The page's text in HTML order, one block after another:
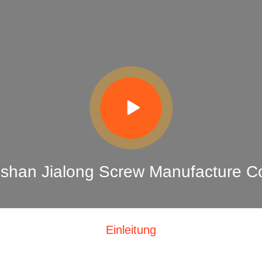
Jialong Screw Manufacture
Einleitung